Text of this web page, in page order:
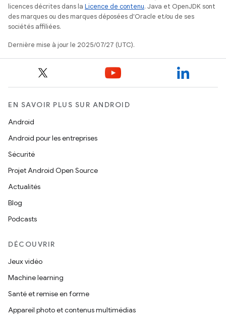
licences décrites dans la Licence de contenu. Java et OpenJDK sont
des marques ou des marques déposées d'Oracle et/ou de ses
sociétés affiliées.
Dernière mise à jour le 2025/07/27 (UTC).
EN SAVOIR PLUS SUR ANDROID
Android
Android pour les entreprises
Sécurité
Projet Android Open Source
Actualités
Blog
Podcasts
DÉCOUVRIR
Jeux vidéo
Machine learning
Santé et remise en forme
Appareil photo et contenus multimédias